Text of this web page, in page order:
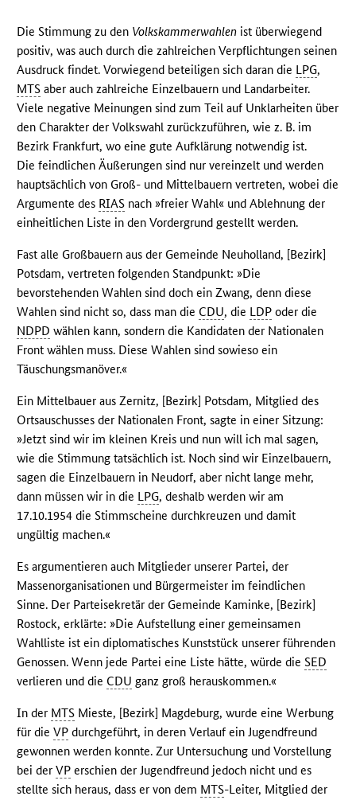
Die Stimmung zu den Volkskammerwahlen ist überwiegend
positiv, was auch durch die zahlreichen Verpflichtungen seinen
Ausdruck findet. Vorwiegend beteiligen sich daran die LPG,
MTS aber auch zahlreiche Einzelbauern und Landarbeiter.
Viele negative Meinungen sind zum Teil auf Unklarheiten über
den Charakter der Volkswahl zurückzuführen, wie z. B. im
Bezirk Frankfurt, wo eine gute Aufklärung notwendig ist.
Die feindlichen Äußerungen sind nur vereinzelt und werden
hauptsächlich von Groß- und Mittelbauern vertreten, wobei die
Argumente des RIAS nach »freier Wahl« und Ablehnung der
einheitlichen Liste in den Vordergrund gestellt werden.
Fast alle Großbauern aus der Gemeinde Neuholland, [Bezirk]
Potsdam, vertreten folgenden Standpunkt: »Die
bevorstehenden Wahlen sind doch ein Zwang, denn diese
Wahlen sind nicht so, dass man die CDU, die LDP oder die
NDPD wählen kann, sondern die Kandidaten der Nationalen
Front wählen muss. Diese Wahlen sind sowieso ein
Täuschungsmanöver.«
Ein Mittelbauer aus Zernitz, [Bezirk] Potsdam, Mitglied des
Ortsauschusses der Nationalen Front, sagte in einer Sitzung:
»Jetzt sind wir im kleinen Kreis und nun will ich mal sagen,
wie die Stimmung tatsächlich ist. Noch sind wir Einzelbauern,
sagen die Einzelbauern in Neudorf, aber nicht lange mehr,
dann müssen wir in die LPG, deshalb werden wir am
17.10.1954 die Stimmscheine durchkreuzen und damit
ungültig machen.«
Es argumentieren auch Mitglieder unserer Partei, der
Massenorganisationen und Bürgermeister im feindlichen
Sinne. Der Parteisekretär der Gemeinde Kaminke, [Bezirk]
Rostock, erklärte: »Die Aufstellung einer gemeinsamen
Wahlliste ist ein diplomatisches Kunststück unserer führenden
Genossen. Wenn jede Partei eine Liste hätte, würde dieSED
verlieren und die CDU ganz groß herauskommen.«
In der MTS Mieste, [Bezirk] Magdeburg, wurde eine Werbung
für dieVP durchgeführt, in deren Verlauf ein Jugendfreund
gewonnen werden konnte. Zur Untersuchung und Vorstellung
bei derVP erschien der Jugendfreund jedoch nicht und es
stellte sich heraus, dass er von dem MTS-Leiter, Mitglied der